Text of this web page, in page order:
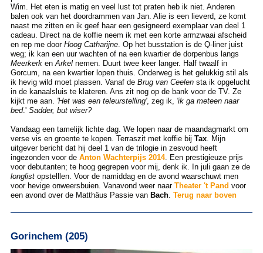
Wim. Het eten is matig en veel lust tot praten heb ik niet. Anderen
balen ook van het doordrammen van Jan. Alie is een lieverd, ze komt
naast me zitten en ik geef haar een gesigneerd exemplaar van deel 1
cadeau. Direct na de koffie neem ik met een korte armzwaai afscheid
en rep me door Hoog Catharijne. Op het busstation is de Q-liner juist
weg; ik kan een uur wachten of na een kwartier de dorpenbus langs
Meerkerken Arkelnemen. Duurt twee keer langer. Half twaalf in
Gorcum, na een kwartier lopen thuis. Onderweg is het gelukkig stil als
ik hevig wild moet plassen. Vanaf deBrug van Ceelensta ik opgelucht
in de kanaalsluis te klateren. Ans zit nog op de bank voor de TV. Ze
kijkt me aan. 'Het was een teleurstelling', zeg ik, 'ik ga meteen naar
bed.' Sadder, but wiser?
Vandaag een tamelijk lichte dag. We lopen naar de maandagmarkt om
verse vis en groente te kopen. Terraszit met koffie bij Tax. Mijn
uitgever bericht dat hij deel 1 van de trilogie in zesvoud heeft
ingezonden voor de Anton Wachterpijs 2014. Een prestigieuze prijs
voor debutanten; te hoog gegrepen voor mij, denk ik. In juli gaan ze de
longlistopstelllen. Voor de namiddag en de avond waarschuwt men
voor hevige onweersbuien. Vanavond weer naar Theater 't Pand voor
een avond over de Matthäus Passie vanBach. Terug naar boven
Gorinchem (205)